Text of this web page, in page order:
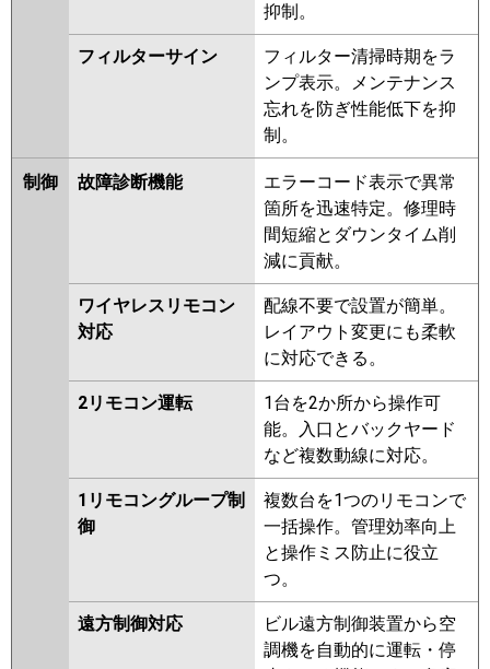
抑制。
フィルターサイン
フィルター清掃時期をラ
ンプ表示。メンテナンス
忘れを防ぎ性能低下を抑
制。
制御 故障診断機能
エラーコード表示で異常
箇所を迅速特定。修理時
間短縮とダウンタイム削
減に貢献。
ワイヤレスリモコン
対応
配線不要で設置が簡単。
レイアウト変更にも柔軟
に対応できる。
2リモコン運転
1台を2か所から操作可
能。入口とバックヤード
など複数動線に対応。
1リモコングループ制
御
複数台を1つのリモコンで
一括操作。管理効率向上
と操作ミス防止に役立
つ。
遠方制御対応
ビル遠方制御装置から空
調機を自動的に運転・停